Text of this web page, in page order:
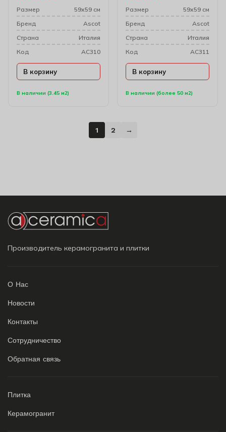
В наличии (3.45 м2)
Размер
59х59 см
Бренд
Ascot
Cтрана
Италия
Код
AC310
В корзину
В наличии (более 50 м2)
Размер
59х59 см
Бренд
Ascot
Cтрана
Италия
Код
AC311
В корзину
1 2 →
Производитель керамогранита и плитки
О Нас
Новости
Контакты
Сотрудничество
Обратная связь
Плитка
Керамогранит